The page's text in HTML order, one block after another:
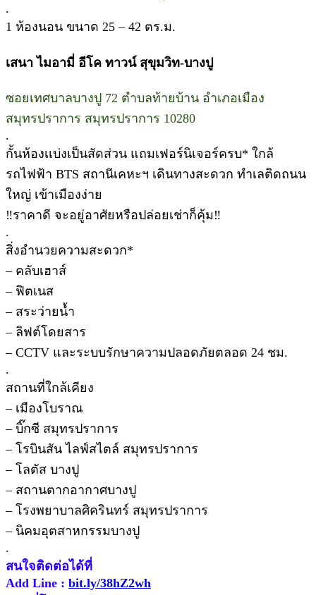
.
1 ห้องนอน ขนาด 25 – 42 ตร.ม.
เสนา ไมอามี่ อีโค ทาวน์ สุขุมวิท-บางปู
ซอยเทศบาลบางปู 72 ตำบลท้ายบ้าน อำเภอเมือง
สมุทรปราการ สมุทรปราการ 10280
.
กั้นห้องเเบ่งเป็นสัดส่วน แถมเฟอร์นิเจอร์ครบ* ใกล้
รถไฟฟ้า BTS สถานีเคหะฯ เดินทางสะดวก ทำเลติดถนน
ใหญ่ เข้าเมืองง่าย
‼ราคาดี จะอยู่อาศัยหรือปล่อยเช่าก็คุ้ม‼
.
สิ่งอำนวยความสะดวก*
– คลับเฮาส์
– ฟิตเนส
– สระว่ายน้ำ
– ลิฟต์โดยสาร
– CCTV และระบบรักษาความปลอดภัยตลอด 24 ชม.
.
สถานที่ใกล้เคียง
– เมืองโบราณ
– บิ๊กซี สมุทรปราการ
– โรบินสัน ไลฟ์สไตล์ สมุทรปราการ
– โลตัส บางปู
– สถานตากอากาศบางปู
– โรงพยาบาลศิครินทร์ สมุทรปราการ
– นิคมอุตสาหกรรมบางปู
.
สนใจติดต่อได้ที่
Add Line : bit.ly/38hZ2wh